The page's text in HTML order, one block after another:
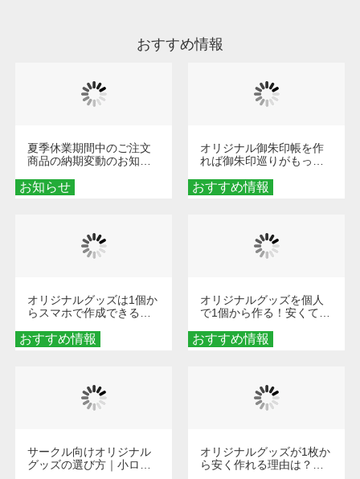
おすすめ情報
お知らせ
夏季休業期間中のご注文
商品の納期変動のお知ら
おすすめ情報
オリジナル御朱印帳を作
れば御朱印巡りがもっと
ダーメイドする魅力と選
び方
おすすめ情報
オリジナルグッズは1個か
らスマホで作成できる！
くなる巾着＆ポーチ活用
術
おすすめ情報
オリジナルグッズを個人
で1個から作る！安くて簡
秘訣
サークル向けオリジナル
グッズの選び方｜小ロッ
オリジナルグッズが1枚か
ら安く作れる理由は？オ